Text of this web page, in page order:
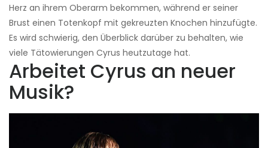
Herz an ihrem Oberarm bekommen, während er seiner
Brust einen Totenkopf mit gekreuzten Knochen hinzufügte.
Es wird schwierig, den Überblick darüber zu behalten, wie
viele Tätowierungen Cyrus heutzutage hat.
Arbeitet Cyrus an neuer
Musik?